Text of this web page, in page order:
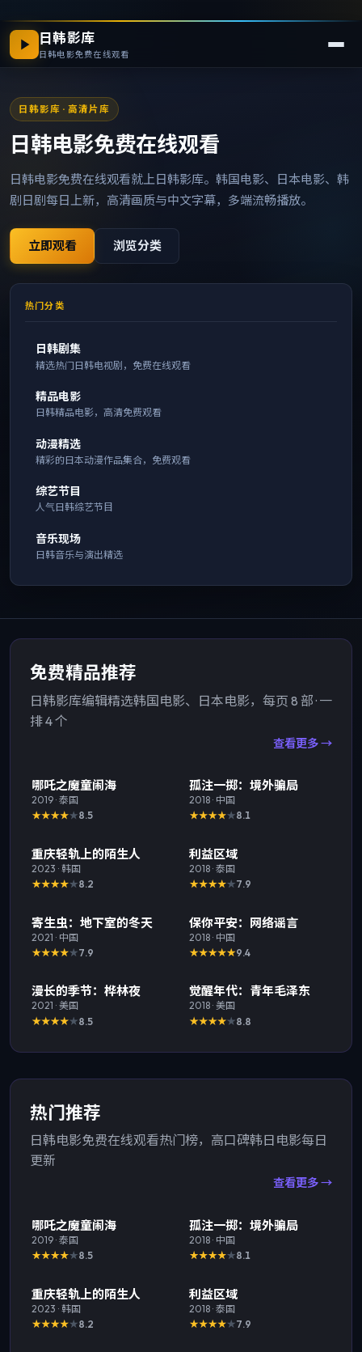
日韩影库
日韩电影免费在线观看
日韩影库 · 高清片库
日韩电影免费在线观看
日韩电影免费在线观看就上日韩影库。韩国电影、日本电影、韩
剧日剧每日上新，高清画质与中文字幕，多端流畅播放。
立即观看 浏览分类
热门分类
日韩剧集
精选热门日韩电视剧，免费在线观看
精品电影
日韩精品电影，高清免费观看
动漫精选
精彩的日本动漫作品集合，免费观看
综艺节目
人气日韩综艺节目
音乐现场
日韩音乐与演出精选
免费精品推荐
日韩影库编辑精选韩国电影、日本电影，每页 8 部 · 一
排 4 个
查看更多 →
精选
哪吒之魔童闹海
2019 ·泰国
8.5
精选 TOP
孤注一掷：境外骗局
2018 · 中国
8.1
精选 TOP
重庆轻轨上的陌生人
2023 ·韩国
8.2
精选
利益区域
2018 ·泰国
7.9
精选
寄生虫：地下室的冬天
2021 · 中国
7.9
精选
保你平安：网络谣言
2018 · 中国
9.4
精选
漫长的季节：桦林夜
2021 ·美国
8.5
精选
觉醒年代：青年毛泽东
2018 ·美国
8.8
热门推荐
日韩电影免费在线观看热门榜，高口碑韩日电影每日
更新
查看更多 →
热门
哪吒之魔童闹海
2019 ·泰国
8.5
热门 TOP
孤注一掷：境外骗局
2018 · 中国
8.1
热门 TOP
重庆轻轨上的陌生人
2023 ·韩国
8.2
热门
利益区域
2018 ·泰国
7.9